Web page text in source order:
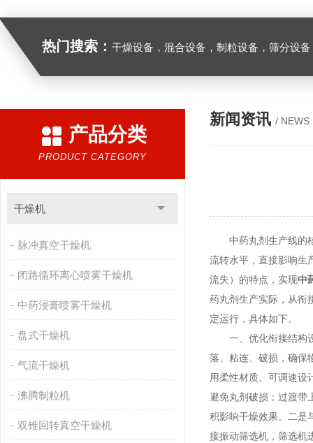
热门搜索： 干燥设备，混合设备，制粒设备，筛分设
产品分类
PRODUCT CATEGORY
干燥机
脉冲真空干燥机
闭路循环离心喷雾干燥机
中药浸膏喷雾干燥机
盘式干燥机
气流干燥机
沸腾制粒机
双锥回转真空干燥机
新闻资讯 / NEWS
中药丸剂生产线的核
流转水平，直接影响生
流失）的特点，实现中
药丸剂生产实际，从衔
定运行，具体如下。
一、优化衔接结构设
落、粘连、破损，确保
用柔性材质、可调速设
避免丸剂破损；过渡带
积影响干燥效果。二是
接振动筛选机，筛选机